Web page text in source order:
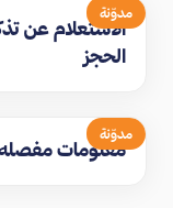
مدوّنة
الاستعلام عن
الحجز
مدوّنة
معلومات مفصله